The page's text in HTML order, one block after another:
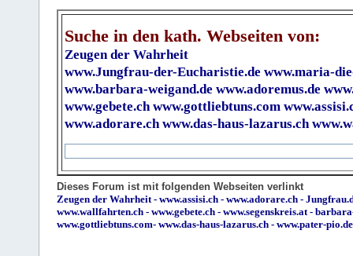
Suche in den kath. Webseiten von:
Zeugen der Wahrheit
www.Jungfrau-der-Eucharistie.de www.maria-
www.barbara-weigand.de www.adoremus.de
www.gebete.ch www.gottliebtuns.com
www.adorare.ch www.das-haus-lazarus.ch
Dieses Forum ist mit folgenden Webseiten verlinkt
Zeugen der Wahrheit- www.assisi.ch - www.adorare.ch -
www.wallfahrten.ch - www.gebete.ch - www.segenskreis.at-
www.gottliebtuns.com- www.das-haus-lazarus.ch - www.pater-pio.de